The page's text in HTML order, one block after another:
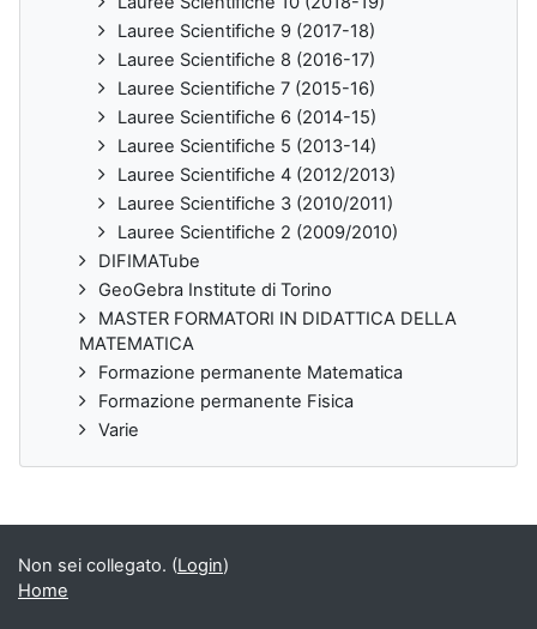
Lauree Scientifiche 9 (2017-18)
Lauree Scientifiche 8 (2016-17)
Lauree Scientifiche 7 (2015-16)
Lauree Scientifiche 6 (2014-15)
Lauree Scientifiche 5 (2013-14)
Lauree Scientifiche 4 (2012/2013)
Lauree Scientifiche 3 (2010/2011)
Lauree Scientifiche 2 (2009/2010)
DIFIMATube
GeoGebra Institute di Torino
MASTER FORMATORI IN DIDATTICA DELLA
MATEMATICA
Formazione permanente Matematica
Formazione permanente Fisica
Varie
Non sei collegato. (Login)
Home